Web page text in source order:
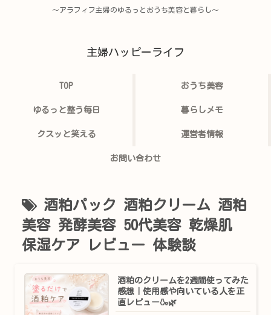
〜アラフィフ主婦のゆるっとおうち美容と暮らし〜
主婦ハッピーライフ
TOP おうち美容
ゆるっと整う毎日 暮らしメモ
クスッと笑える 運営者情報
お問い合わせ
酒粕パック 酒粕クリーム 酒粕
美容 発酵美容 50代美容 乾燥肌
保湿ケア レビュー 体験談
酒粕のクリームを2週間使ってみた
感想｜使用感や向いている人を正
直レビュー🍶🌿